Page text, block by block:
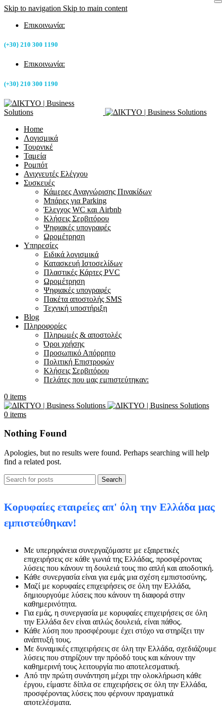
Skip to navigation Skip to main content
Επικοινωνία:
(+30} 210 300 1190
Επικοινωνία:
(+30} 210 300 1190
Home
Λογισμικά
Τουρνικέ
Ταμεία
Ρομπότ
Ανιχνευτές Ελέγχου
Συσκευές
Κάμερες Αναγνώρισης Πινακίδων
Μπάρες για Parking
Έλεγχος WC και Airbnb
Κλήσεις Σερβιτόρου
Ψηφιακές υπογραφές
Ωρομέτρηση
Υπηρεσίες
Ειδικά λογισμικά
Κατασκευή Ιστοσελίδων
Πλαστικές Κάρτες PVC
Ωρομέτρηση
Ψηφιακές υπογραφές
Πακέτα αποστολής SMS
Τεχνική υποστήριξη
Blog
Πληροφορίες
Πληρωμές & αποστολές
Όροι χρήσης
Προσωπικό Απόρρητο
Πολιτική Επιστροφών
Κλήσεις Σερβιτόρου
Πελάτες που μας εμπιστεύτηκαν:
0 items
0 items
Nothing Found
Apologies, but no results were found. Perhaps searching will help
find a related post.
Search
Κορυφαίες εταιρείες απ' όλη την Ελλάδα μας
εμπιστεύθηκαν!
Με υπερηφάνεια συνεργαζόμαστε με εξαιρετικές
επιχειρήσεις σε κάθε γωνιά της Ελλάδας, προσφέροντας
λύσεις που κάνουν τη δουλειά τους πιο απλή και αποδοτική.
Κάθε συνεργασία είναι για εμάς μια σχέση εμπιστοσύνης.
Μαζί με κορυφαίες επιχειρήσεις σε όλη την Ελλάδα,
δημιουργούμε λύσεις που κάνουν τη διαφορά στην
καθημερινότητα.
Για εμάς, η συνεργασία με κορυφαίες επιχειρήσεις σε όλη
την Ελλάδα δεν είναι απλώς δουλειά, είναι πάθος.
Κάθε λύση που προσφέρουμε έχει στόχο να στηρίξει την
ανάπτυξή τους.
Με δυναμικές επιχειρήσεις σε όλη την Ελλάδα, σχεδιάζουμε
λύσεις που στηρίζουν την πρόοδό τους και κάνουν την
καθημερινή τους λειτουργία πιο αποτελεσματική.
Από την πρώτη συνάντηση μέχρι την ολοκλήρωση κάθε
έργου, είμαστε δίπλα σε επιχειρήσεις σε όλη την Ελλάδα,
προσφέροντας λύσεις που φέρνουν πραγματικά
αποτελέσματα.